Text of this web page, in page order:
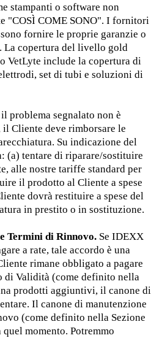
stampanti o software non
"COSÌ COME SONO". I fornitori
fornire le proprie garanzie o
La copertura del livello gold
VetLyte include la copertura di
set di tubi e soluzioni di
problema segnalato non è
Cliente deve rimborsare le
Su indicazione del
(a) tentare di riparare/sostituire
alle nostre tariffe standard per
il prodotto al Cliente a spese
dovrà restituire a spese del
in prestito o in sostituzione.
Termini di Rinnovo. Se IDEXX
a rate, tale accordo è una
rimane obbligato a pagare
di Validità (come definito nella
prodotti aggiuntivi, il canone di
Il canone di manutenzione
(come definito nella Sezione
momento. Potremmo